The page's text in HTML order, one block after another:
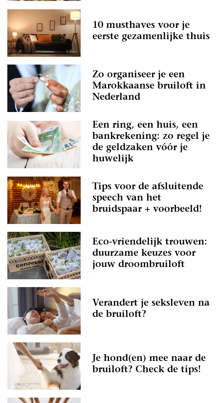
10 musthaves voor je
eerste gezamenlijke thuis
Zo organiseer je een
Marokkaanse bruiloft in
Nederland
Een ring, een huis, een
bankrekening: zo regel je
de geldzaken vóór je
huwelijk
Tips voor de afsluitende
speech van het
bruidspaar + voorbeeld!
Eco-vriendelijk trouwen:
duurzame keuzes voor
jouw droombruiloft
Verandert je seksleven na
de bruiloft?
Je hond(en) mee naar de
bruiloft? Check de tips!